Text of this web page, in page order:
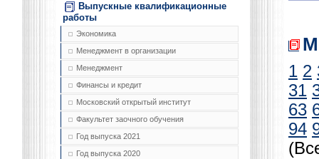
Выпускные квалификационные
работы
Экономика
Менеджмент в организации
Менеджмент
Финансы и кредит
Московский открытый институт
Факультет заочного обучения
Год выпуска 2021
Год выпуска 2020
1 2
31
63
94